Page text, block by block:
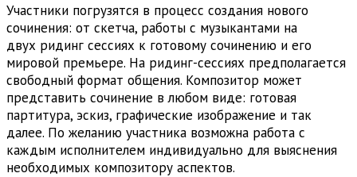
Участники погрузятся в процесс создания нового
сочинения: от скетча, работы с музыкантами на
двух ридинг сессиях к готовому сочинению и его
мировой премьере. На ридинг-сессиях предполагается
свободный формат общения. Композитор может
представить сочинение в любом виде: готовая
партитура, эскиз, графические изображение и так
далее. По желанию участника возможна работа с
каждым исполнителем индивидуально для выяснения
необходимых композитору аспектов.